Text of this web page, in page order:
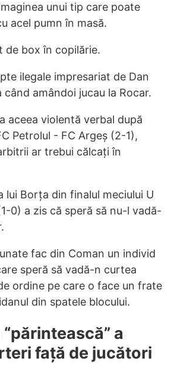
unui tip care poate
acel pumn în masă.
de box în copilărie.
ilegale impresariat de Dan
când amândoi jucau la Rocar.
aceea violentă verbal după
Petrolul - FC Argeș (2-1),
ar trebui călcați în
lui Borța din finalul meciului U
0) a zis că speră să nu-l vadă-
fac din Coman un individ
speră să vadă-n curtea
ordine pe care o face un frate
din spatele blocului.
a
față de jucători